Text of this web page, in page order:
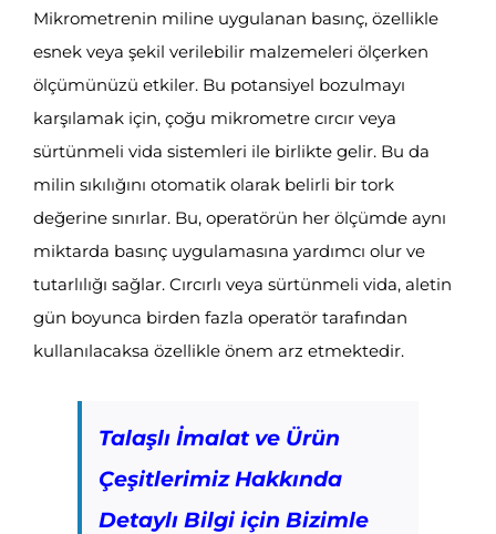
Mikrometrenin miline uygulanan basınç, özellikle
esnek veya şekil verilebilir malzemeleri ölçerken
ölçümünüzü etkiler. Bu potansiyel bozulmayı
karşılamak için, çoğu mikrometre cırcır veya
sürtünmeli vida sistemleri ile birlikte gelir. Bu da
milin sıkılığını otomatik olarak belirli bir tork
değerine sınırlar. Bu, operatörün her ölçümde aynı
miktarda basınç uygulamasına yardımcı olur ve
tutarlılığı sağlar. Cırcırlı veya sürtünmeli vida, aletin
gün boyunca birden fazla operatör tarafından
kullanılacaksa özellikle önem arz etmektedir.
Talaşlı İmalat ve Ürün
Çeşitlerimiz Hakkında
Detaylı Bilgi için Bizimle